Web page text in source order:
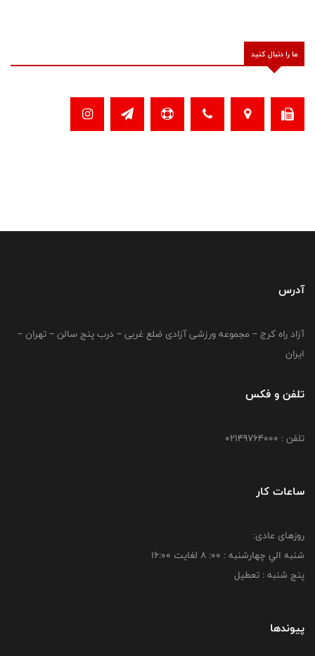
ما را دنبال کنید
آدرس
آزاد راه کرج – مجموعه ورزشی آزادی ضلع غربی – درب پنج سالن – تهران –
ایران
تلفن و فکس
تلفن : 02149764000
ساعات کار
روزهای عادی:
شنبه الي چهارشنبه : 00: 8 لغايت 16:00
پنج شنبه : تعطیل
پیوندها